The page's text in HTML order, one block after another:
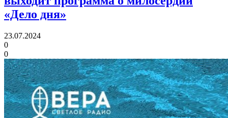
«Дело дня»
23.07.2024
0
0